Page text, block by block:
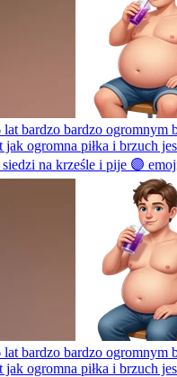
lat bardzo bardzo ogromnym
jak ogromna piłka i brzuch
na krześle i pije 🟣
lat bardzo bardzo ogromnym
jak ogromna piłka i brzuch